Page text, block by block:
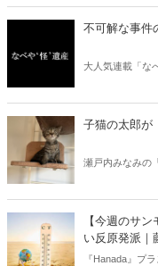
不可解な事件
大人気連載「な
信じるか信じな
子猫の太郎が
瀬戸内みなみの
【今週のサ
い反原発派｜
『Hanada』プ